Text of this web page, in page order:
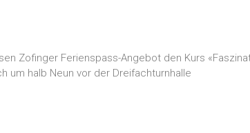
Zofinger Ferienspass-Angebot den Kurs
um halb Neun vor der Dreifachturnhalle